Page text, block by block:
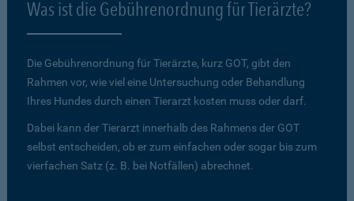
Was ist die Gebührenordnung für Tierärzte?
Die Gebührenordnung für Tierärzte, kurz GOT, gibt den
Rahmen vor, wie viel eine Untersuchung oder Behandlung
Ihres Hundes durch einen Tierarzt kosten muss oder darf.
Dabei kann der Tierarzt innerhalb des Rahmens der GOT
selbst entscheiden, ob er zum einfachen oder sogar bis zum
vierfachen Satz (z. B. bei Notfällen) abrechnet.